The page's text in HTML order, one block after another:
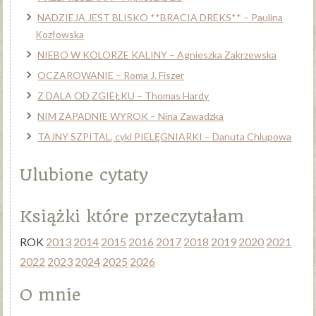
NADZIEJA JEST BLISKO **BRACIA DREKS** – Paulina
Kozłowska
NIEBO W KOLORZE KALINY – Agnieszka Zakrzewska
OCZAROWANIE – Roma J. Fiszer
Z DALA OD ZGIEŁKU – Thomas Hardy
NIM ZAPADNIE WYROK – Nina Zawadzka
TAJNY SZPITAL, cykl PIELĘGNIARKI – Danuta Chlupowa
Ulubione cytaty
Książki które przeczytałam
ROK 2013 2014 2015 2016 2017 2018 2019 2020 2021
2022 2023 2024 2025 2026
O mnie